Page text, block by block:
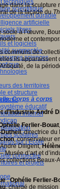
techniques
scientifique
durable
artificielle
libres
et logiciels
augmentée
sciences
des territoires
et structure
éducatif
internet
scolaires
sur l’Ecole
connectée
et projets
dans la sculpture
de la façade du
socle à l’œuvre,
et
communs de
ils
de la
Corps à corps
d’Industrie André
Ferlier-Bouat
Dutheil, directrice du
, conservateur
André Diligent,
Musée d’art et
collections Beaux-
:Ophélie Ferlier-
, chargé de